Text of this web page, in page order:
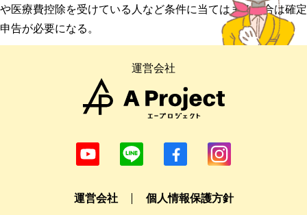
や医療費控除を受けている人など条件に当てはまる場合は確定
申告が必要になる。
運営会社
運営会社 個人情報保護方針